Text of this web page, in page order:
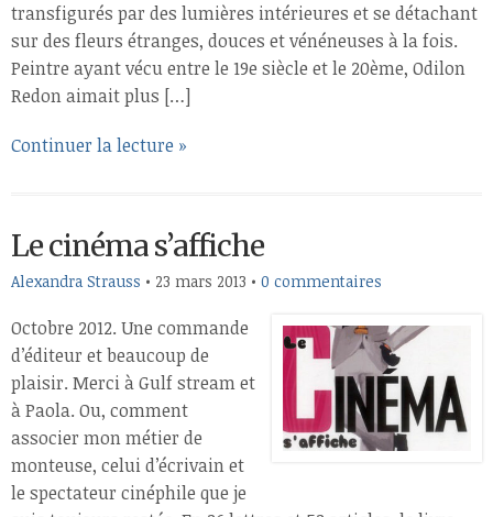
transfigurés par des lumières intérieures et se détachant
sur des fleurs étranges, douces et vénéneuses à la fois.
Peintre ayant vécu entre le 19e siècle et le 20ème, Odilon
Redon aimait plus […]
Continuer la lecture »
Le cinéma s’affiche
Alexandra Strauss • 23 mars 2013 • 0 commentaires
Octobre 2012. Une commande
d’éditeur et beaucoup de
plaisir. Merci à Gulf stream et
à Paola. Ou, comment
associer mon métier de
monteuse, celui d’écrivain et
le spectateur cinéphile que je